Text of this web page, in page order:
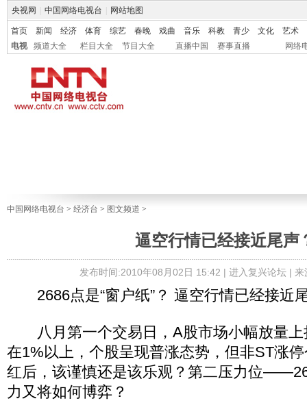
央视网 中国网络电视台 网站地图
首页 新闻 经济 体育 综艺 春晚 戏曲 音乐 科教 青少 文化
艺术
电视
频道大全 栏目大全 节目大全 直播中国 赛事直播 网络
中国网络电视台 > 经济台 > 图文频道 >
逼空行情已经接近尾声
发布时间:2010年08月02日 15:42 | 进入复兴论坛| 来
2686点是“窗户纸”？ 逼空行情已经接近
八月第一个交易日，A股市场小幅放量上
在1%以上，个股呈现普涨态势，但非ST涨
红后，该谨慎还是该乐观？第二压力位
力又将如何博弈？